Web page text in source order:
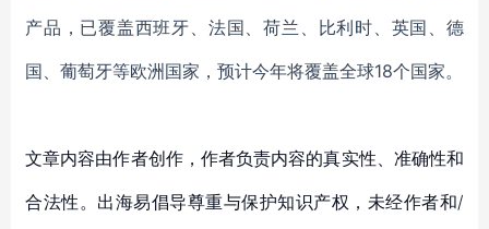
产品，已覆盖西班牙、法国、荷兰、比利时、英国、德
国、葡萄牙等欧洲国家，预计今年将覆盖全球18个国家。
文章内容由作者创作，作者负责内容的真实性、准确性和
合法性。出海易倡导尊重与保护知识产权，未经作者和/